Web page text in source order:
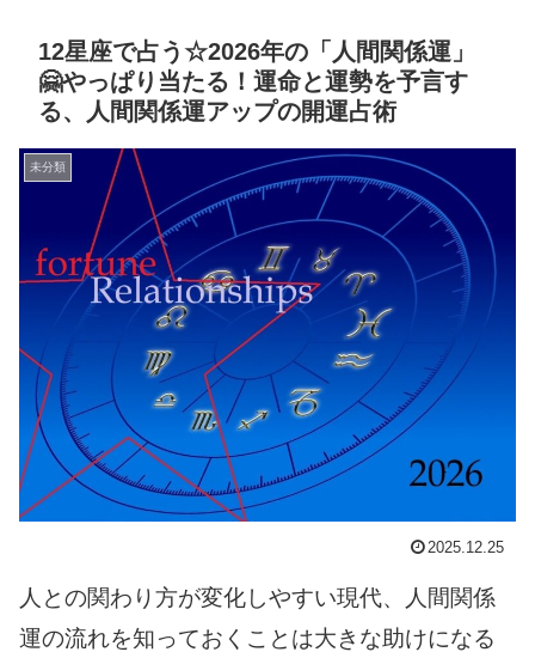
12星座で占う☆2026年の「人間関係運」
🤗やっぱり当たる！運命と運勢を予言す
る、人間関係運アップの開運占術
未分類
2025.12.25
人との関わり方が変化しやすい現代、人間関係
運の流れを知っておくことは大きな助けになる